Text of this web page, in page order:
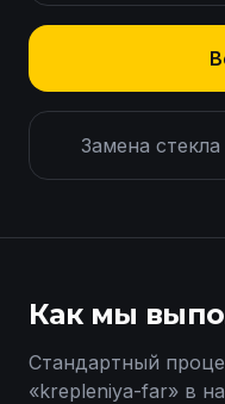
Замена
Как мы
Стандартный
«krepleniya-far» в